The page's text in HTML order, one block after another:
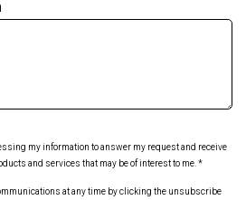
my information to answer my request and receive
and services that may be of interest to me.*
at any time by clicking the unsubscribe